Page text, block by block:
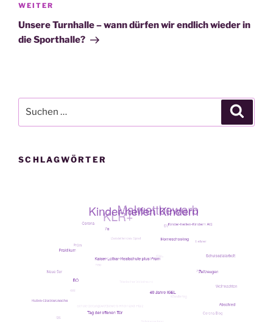
Nächster
Beitrag
WEITER
Unsere Turnhalle – wann dürfen wir endlich wieder in
die Sporthalle?
nach:
SCHLAGWÖRTER